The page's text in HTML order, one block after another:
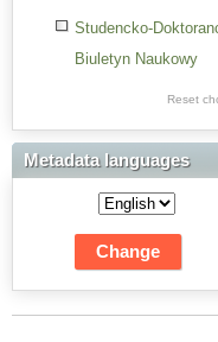
Studencko-
Biuletyn Naukowy
Res Academicae
Science Project
Biuletyn Informacyjny
WSP w Częstochowie
Reset
Metadata languages